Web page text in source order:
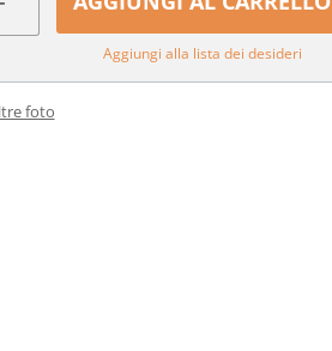
Aggiungi alla lista dei desideri
foto